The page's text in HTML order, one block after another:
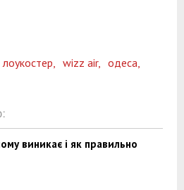
лоукостер, wizz air, одеса,
виникає і як правильно